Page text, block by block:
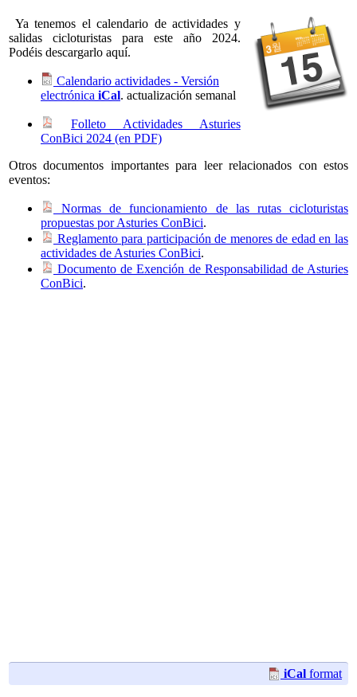
Ya tenemos el calendario de actividades y
salidas cicloturistas para este año 2024.
Podéis descargarlo aquí.
Calendario actividades - Versión
electrónica iCal. actualización semanal
Folleto Actividades Asturies
ConBici 2024 (en PDF)
Otros documentos importantes para leer relacionados con estos
eventos:
Normas de funcionamiento de las rutas cicloturistas
propuestas por Asturies ConBici.
Reglamento para participación de menores de edad en las
actividades de Asturies ConBici.
Documento de Exención de Responsabilidad de Asturies
ConBici.
iCal format